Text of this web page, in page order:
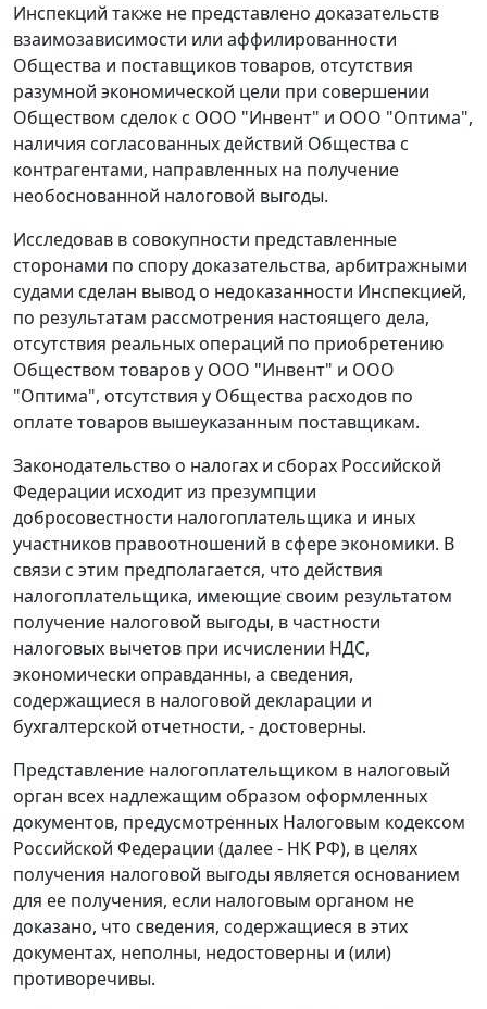
Инспекций также не представлено доказательств
взаимозависимости или аффилированности
Общества и поставщиков товаров, отсутствия
разумной экономической цели при совершении
Обществом сделок с ООО "Инвент" и ООО "Оптима",
наличия согласованных действий Общества с
контрагентами, направленных на получение
необоснованной налоговой выгоды.
Исследовав в совокупности представленные
сторонами по спору доказательства, арбитражными
судами сделан вывод о недоказанности Инспекцией,
по результатам рассмотрения настоящего дела,
отсутствия реальных операций по приобретению
Обществом товаров у ООО "Инвент" и ООО
"Оптима", отсутствия у Общества расходов по
оплате товаров вышеуказанным поставщикам.
Законодательство о налогах и сборах Российской
Федерации исходит из презумпции
добросовестности налогоплательщика и иных
участников правоотношений в сфере экономики. В
связи с этим предполагается, что действия
налогоплательщика, имеющие своим результатом
получение налоговой выгоды, в частности
налоговых вычетов при исчислении НДС,
экономически оправданны, а сведения,
содержащиеся в налоговой декларации и
бухгалтерской отчетности, - достоверны.
Представление налогоплательщиком в налоговый
орган всех надлежащим образом оформленных
документов, предусмотренных Налоговым кодексом
Российской Федерации (далее - НК РФ), в целях
получения налоговой выгоды является основанием
для ее получения, если налоговым органом не
доказано, что сведения, содержащиеся в этих
документах, неполны, недостоверны и (или)
противоречивы.